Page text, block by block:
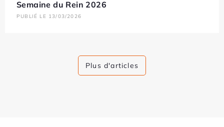
Semaine du Rein 2026
PUBLIÉ LE 13/03/2026
Plus d'articles